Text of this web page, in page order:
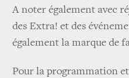
A noter également avec
des Extra! et des
également la marque de
Pour la programmation